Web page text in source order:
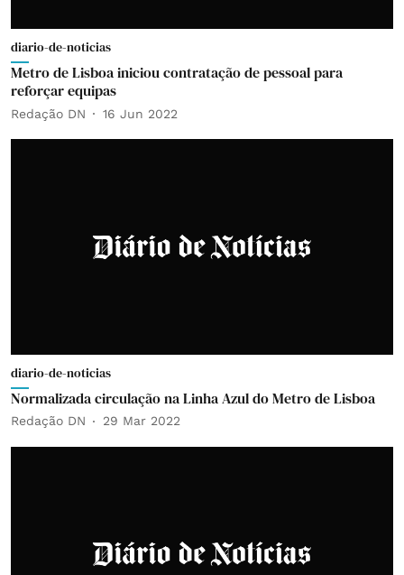
diario-de-noticias
Metro de Lisboa iniciou contratação de pessoal para
reforçar equipas
Redação DN 16 Jun 2022
diario-de-noticias
Normalizada circulação na Linha Azul do Metro de Lisboa
Redação DN 29 Mar 2022